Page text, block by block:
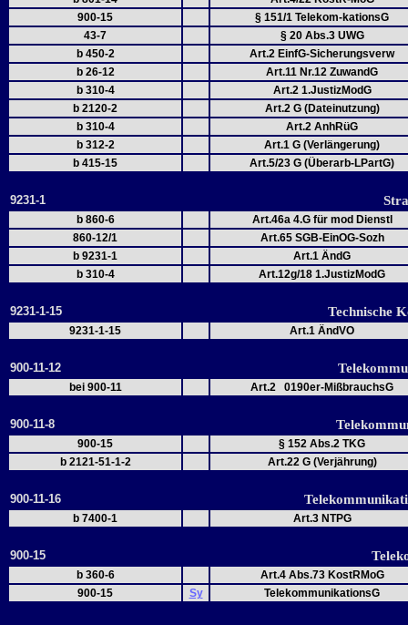
900-15
§ 151/1 Telekom-kationsG
43-7
§ 20 Abs.3 UWG
b 450-2
Art.2 EinfG-Sicherungsverw
b 26-12
Art.11 Nr.12 ZuwandG
b 310-4
Art.2 1.JustizModG
b 2120-2
Art.2 G (Dateinutzung)
b 310-4
Art.2 AnhRüG
b 312-2
Art.1 G (Verlängerung)
b 415-15
Art.5/23 G (Überarb-LPartG)
9231-1
b 860-6
Art.46a 4.G für mod Dienstl
860-12/1
Art.65 SGB-EinOG-Sozh
b 9231-1
Art.1 ÄndG
b 310-4
Art.12g/18 1.JustizModG
9231-1-15 Technische
9231-1-15 Art.1 ÄndVO
900-11-12
bei 900-11 Art.2 0190er-MißbrauchsG
900-11-8
900-15
§ 152 Abs.2 TKG
b 2121-51-1-2
Art.22 G (Verjährung)
900-11-16
b 7400-1 Art.3 NTPG
900-15
b 360-6
Art.4 Abs.73 KostRMoG
900-15
Sy TelekommunikationsG